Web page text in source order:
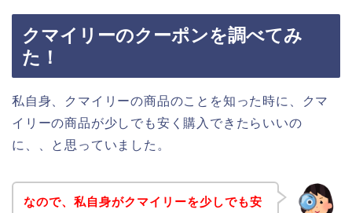
クマイリーのクーポンを調べてみ
た！
私自身、クマイリーの商品のことを知った時に、クマ
イリーの商品が少しでも安く購入できたらいいの
に、、と思っていました。
なので、私自身がクマイリーを少しでも安